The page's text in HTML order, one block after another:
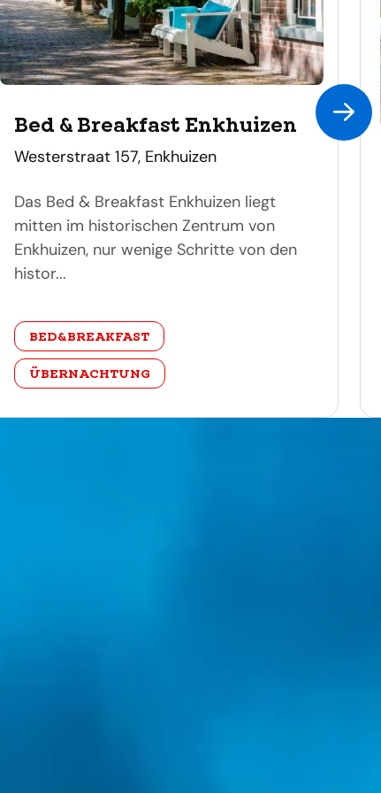
Bed & Breakfast Enkhuizen
adres
Westerstraat 157, Enkhuizen
Das Bed & Breakfast Enkhuizen liegt
mitten im historischen Zentrum von
Enkhuizen, nur wenige Schritte von den
histor...
categorie
BED&BREAKFAST
ÜBERNACHTUNG